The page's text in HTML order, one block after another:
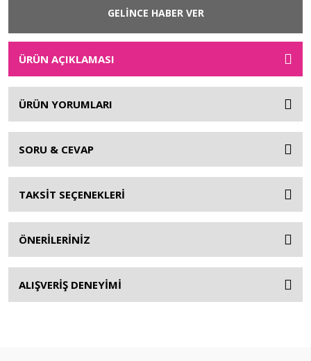
GELİNCE HABER VER
ÜRÜN AÇIKLAMASI
ÜRÜN YORUMLARI
SORU & CEVAP
TAKSİT SEÇENEKLERİ
ÖNERİLERİNİZ
ALIŞVERİŞ DENEYİMİ